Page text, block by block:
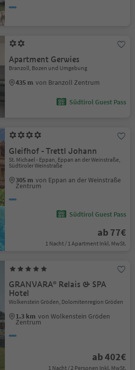
Apartment Gerwies
Branzoll, Bozen und Umgebung
435 m von Branzoll Zentrum
Südtirol Guest Pass
Gleifhof - Trettl Johann
St. Michael - Eppan, Eppan an der Weinstraße,
Südtiroler Weinstraße
305 m von Eppan an der Weinstraße
Zentrum
Südtirol Guest Pass
ab 77€
1 Nacht / 1 Apartment Inkl. MwSt.
GRANVARA® Relais & SPA
Hotel
Wolkenstein Gröden, Dolomitenregion Gröden
1.3 km von Wolkenstein Gröden
Zentrum
ab 402€
1 Nacht / 2 Personen Inkl. MwSt.